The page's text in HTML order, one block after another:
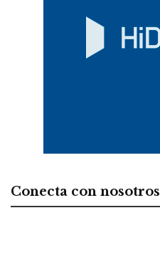
Conecta con nosotros